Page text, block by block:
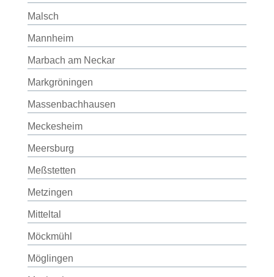
Malsch
Mannheim
Marbach am Neckar
Markgröningen
Massenbachhausen
Meckesheim
Meersburg
Meßstetten
Metzingen
Mitteltal
Möckmühl
Möglingen